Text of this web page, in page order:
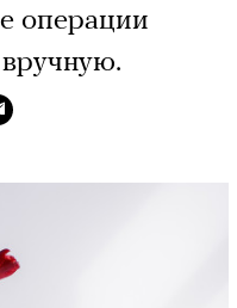
операции